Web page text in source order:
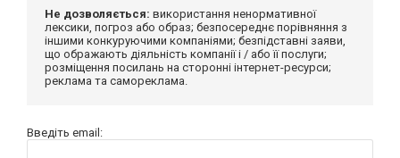
Не дозволяється: використання ненормативної
лексики, погроз або образ; безпосереднє порівняння з
іншими конкуруючими компаніями; безпідставні заяви,
що ображають діяльність компанії і / або її послуги;
розміщення посилань на сторонні інтернет-ресурси;
реклама та самореклама.
Введіть email: